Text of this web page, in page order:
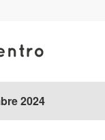
2024